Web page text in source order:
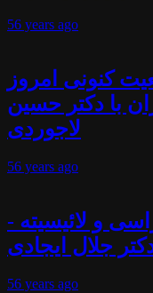
56 years ago
کنونی امروز
با دکتر حسین
لاجوردی
56 years ago
و لائیسیته -
جلال ایجادی
56 years ago